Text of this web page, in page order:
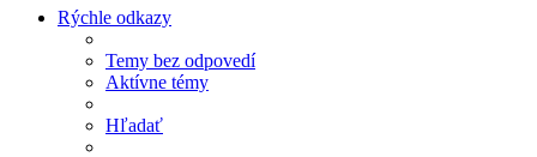
Rýchle odkazy
Temy bez odpovedí
Aktívne témy
Hľadať